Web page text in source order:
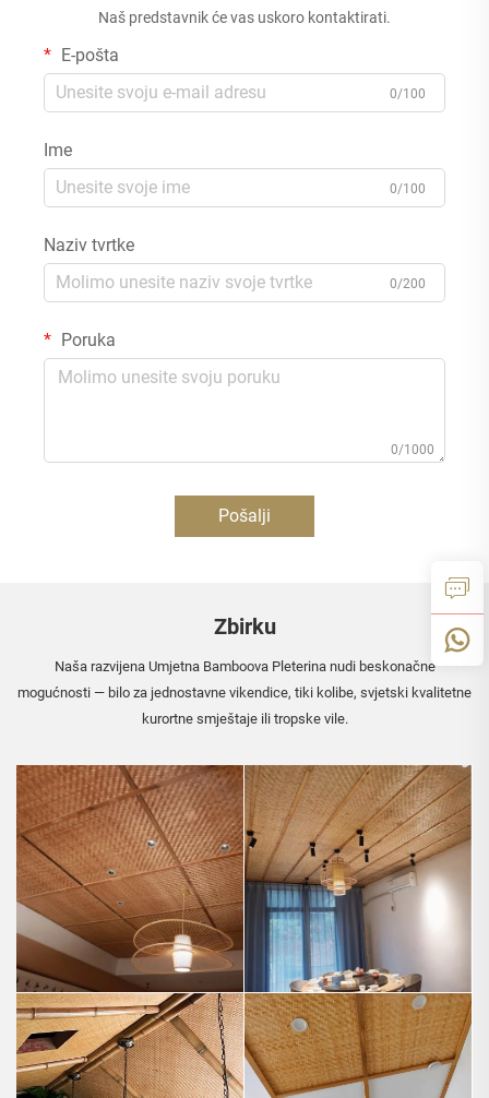
Naš predstavnik će vas uskoro kontaktirati.
E-pošta
0/100
Ime
0/100
Naziv tvrtke
0/200
Poruka
0/1000
Pošalji
Zbirku
Naša razvijena Umjetna Bamboova Pleterina nudi beskonačne
mogućnosti — bilo za jednostavne vikendice, tiki kolibe, svjetski kvalitetne
kurortne smještaje ili tropske vile.